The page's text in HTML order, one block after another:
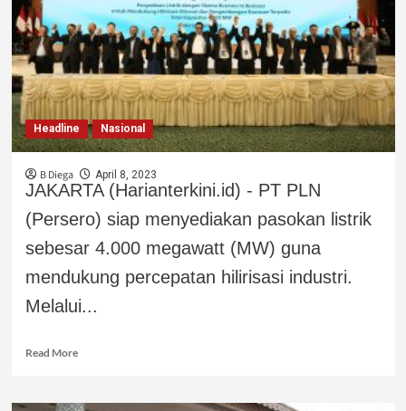
Headline Nasional
B Diega April 8, 2023
JAKARTA (Harianterkini.id) - PT PLN
(Persero) siap menyediakan pasokan listrik
sebesar 4.000 megawatt (MW) guna
mendukung percepatan hilirisasi industri.
Melalui...
Read More